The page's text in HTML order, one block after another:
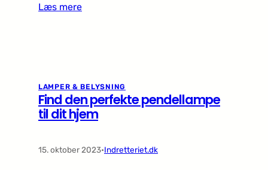
Læs mere
LAMPER & BELYSNING
Find den perfekte pendellampe
til dit hjem
15. oktober 2023•Indretteriet.dk